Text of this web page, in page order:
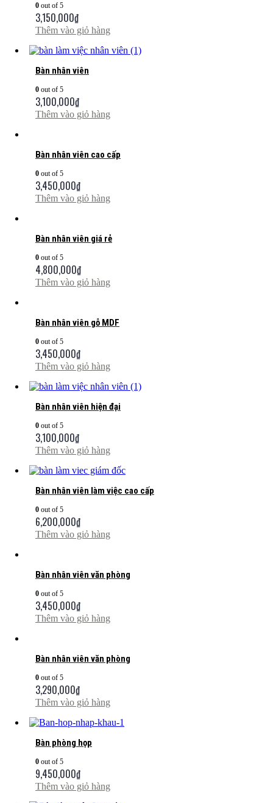
0 out of 5
3,150,000₫
Thêm vào giỏ hàng
Bàn nhân viên
0 out of 5
3,100,000₫
Thêm vào giỏ hàng
Bàn nhân viên cao cấp
0 out of 5
3,450,000₫
Thêm vào giỏ hàng
Bàn nhân viên giá rẻ
0 out of 5
4,800,000₫
Thêm vào giỏ hàng
Bàn nhân viên gỗ MDF
0 out of 5
3,450,000₫
Thêm vào giỏ hàng
Bàn nhân viên hiện đại
0 out of 5
3,100,000₫
Thêm vào giỏ hàng
Bàn nhân viên làm việc cao cấp
0 out of 5
6,200,000₫
Thêm vào giỏ hàng
Bàn nhân viên văn phòng
0 out of 5
3,450,000₫
Thêm vào giỏ hàng
Bàn nhân viên văn phòng
0 out of 5
3,290,000₫
Thêm vào giỏ hàng
Bàn phòng họp
0 out of 5
9,450,000₫
Thêm vào giỏ hàng